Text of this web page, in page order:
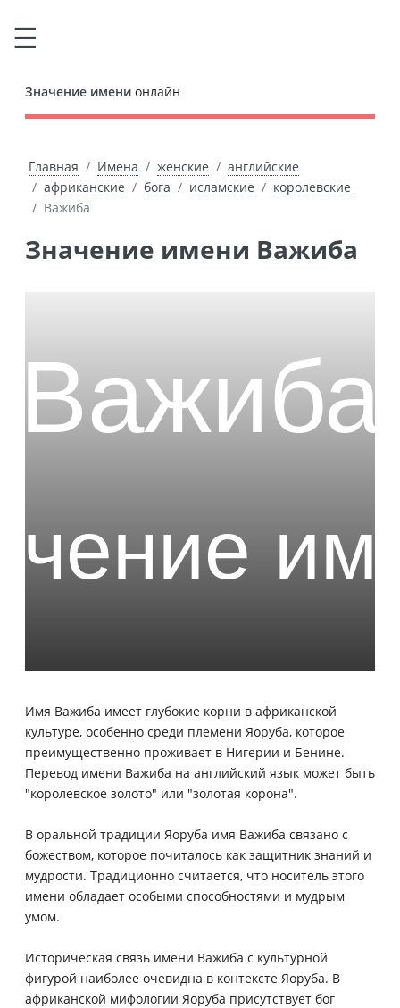
Значение имени онлайн
Главная Имена женские
английские
африканские
бога исламские
королевские
Важиба
Значение имени Важиба
Имя Важиба имеет глубокие корни в африканской
культуре, особенно среди племени Яоруба, которое
преимущественно проживает в Нигерии и Бенине.
Перевод имени Важиба на английский язык может быть
"королевское золото" или "золотая корона".
В оральной традиции Яоруба имя Важиба связано с
божеством, которое почиталось как защитник знаний и
мудрости. Традиционно считается, что носитель этого
имени обладает особыми способностями и мудрым
умом.
Историческая связь имени Важиба с культурной
фигурой наиболее очевидна в контексте Яоруба. В
африканской мифологии Яоруба присутствует бог